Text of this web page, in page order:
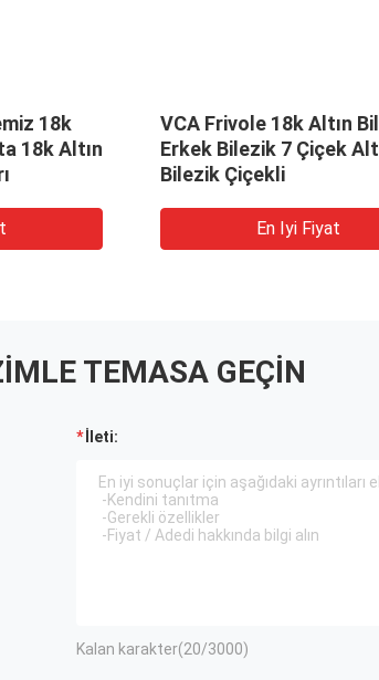
18k
18k Altın
VCA Frivole 18k Altın
Erkek Bilezik 7 Çiçek
Bilezik Çiçekli
En Iyi Fiyat
TEMASA GEÇIN
İleti:
Kalan karakter(20/3000)